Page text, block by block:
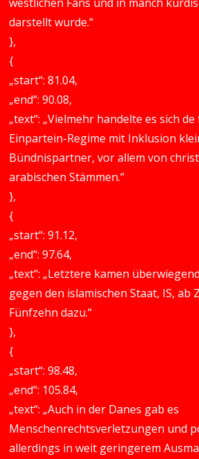
westlichen Fans und in manch
darstellt wurde.“
},
{
„start“: 81.04,
„end“: 90.08,
„text“: „Vielmehr handelte es sich
Einpartein-Regime mit Inklusion
Bündnispartner, vor allem von
arabischen Stämmen.“
},
{
„start“: 91.12,
„end“: 97.64,
„text“: „Letztere kamen
gegen den islamischen Staat, IS, ab
Fünfzehn dazu.“
},
{
„start“: 98.48,
„end“: 105.84,
„text“: „Auch in der Danes gab es
Menschenrechtsverletzungen und
allerdings in weit geringerem